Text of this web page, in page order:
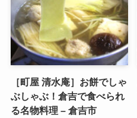
［町屋 清水庵］お餅でしゃ
ぶしゃぶ！倉吉で食べられ
る名物料理 – 倉吉市